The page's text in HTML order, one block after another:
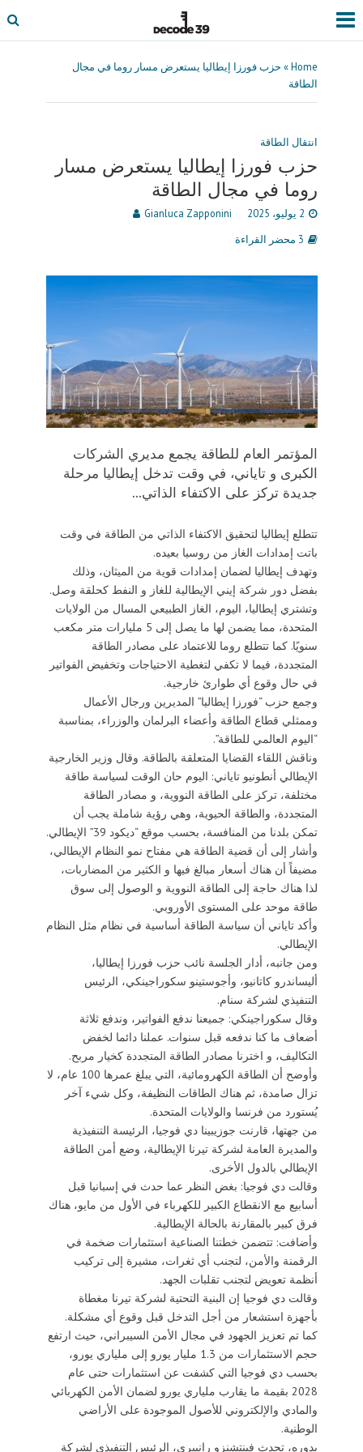
Home
» حزب فورزا إيطاليا يستعرض مسار روما في مجال
الطاقة
انتقال الطاقة
حزب فورزا إيطاليا يستعرض مسار
روما في مجال الطاقة
2 يوليو، 2025
Gianluca Zapponini
3 محضر القراءة
المؤتمر العام للطاقة يجمع مديري الشركات
الكبرى و تاياني، في وقت تدخل إيطاليا مرحلة
جديدة تركز على الاكتفاء الذاتي...
تتطلع إيطاليا لتحقيق الاكتفاء الذاتي من الطاقة في وقت
باتت إمدادات الغاز من روسيا بعيده.
وتهدف إيطاليا لضمان إمدادات قوية من الميثان، وذلك
بفضل دور شركة إيني الإيطالية للغاز و النفط كحلقة وصل.
وتشتري إيطاليا، اليوم، الغاز الطبيعي المسال من الولايات
المتحدة، مما يضمن لها ما يصل إلى 5 مليارات متر مكعب
سنويًا. كما تتطلع روما للاعتماد على مصادر الطاقة
المتجددة، فيما لا تكفي لتغطية الاحتياجات وتخفيض الفواتير
في حال وقوع أي طوارئ خارجية.
وجمع حزب “فورزا إيطاليا” المديرين ورجال الأعمال
وممثلي قطاع الطاقة وأعضاء البرلمان والوزراء، بمناسبة
“اليوم العالمي للطاقة”.
وناقش اللقاء القضايا المتعلقة بالطاقة. وقال وزير الخارجية
الإيطالي أنطونيو تاياني: اليوم حان الوقت لسياسة طاقة
مختلفة، تركز على الطاقة النووية، و مصادر الطاقة
المتجددة، والطاقة الحيوية، وهي رؤية شاملة يجب أن
تمكن بلدنا من المنافسة، بحسب موقع “ديكود 39” الإيطالي.
وأشار إلى أن قضية الطاقة هي مفتاح نمو النظام الإيطالي،
مضيفاً أن هناك أسعار مبالغ فيها و الكثير من المضاربات،
لذا هناك حاجة إلى الطاقة النووية و الوصول إلى سوق
طاقة موحد على المستوى الأوروبي.
وأكد تاياني أن سياسة الطاقة أساسية في نظام مثل النظام
الإيطالي.
ومن جانبه، أدار الجلسة نائب حزب فورزا إيطاليا،
أليساندرو كاتانيو، وأجوستينو سكوراجينكي، الرئيس
التنفيذي لشركة سنام.
وقال سكوراجينكي: جميعنا ندفع الفواتير، وندفع ثلاثة
أضعاف ما كنا ندفعه قبل سنوات. عملنا دائما لخفض
التكاليف، و اخترنا مصادر الطاقة المتجددة كخيار مربح.
وأوضح أن الطاقة الكهرومائية، التي يبلغ عمرها 100 عام، لا
تزال صامدة، ثم هناك الطاقات النظيفة، وكل شيء آخر
يُستورد من فرنسا والولايات المتحدة.
من جهتها، قارنت جوزيبينا دي فوجيا، الرئيسة التنفيذية
والمديرة العامة لشركة تيرنا الإيطالية، وضع أمن الطاقة
الإيطالي بالدول الأخرى.
وقالت دي فوجيا: بغض النظر عما حدث في إسبانيا قبل
أسابيع مع الانقطاع الكبير للكهرباء في الأول من مايو، هناك
فرق كبير بالمقارنة بالحالة الإيطالية.
وأضافت: تتضمن خطتنا الصناعية استثمارات ضخمة في
الرقمنة والأمن، لتجنب أي ثغرات، مشيرة إلى تركيب
أنظمة تعويض لتجنب تقلبات الجهد.
وقالت دي فوجيا إن البنية التحتية لشركة تيرنا مغطاة
بأجهزة استشعار من أجل التدخل قبل وقوع أي مشكلة.
كما تم تعزيز الجهود في مجال الأمن السيبراني، حيث ارتفع
حجم الاستثمارات من 1.3 مليار يورو إلى ملياري يورو،
بحسب دي فوجيا التي كشفت عن استثمارات حتى عام
2028 بقيمة ما يقارب ملياري يورو لضمان الأمن الكهربائي
والمادي والإلكتروني للأصول الموجودة على الأراضي
الوطنية.
بدوره، تحدث فينتشنزو رانييري، الرئيس التنفيذي لشركة